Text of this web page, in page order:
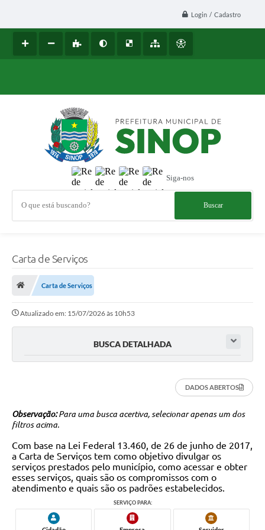
Login / Cadastro
Siga-nos
O que está buscando?
Carta de Serviços
Carta de Serviços
Atualizado em: 15/07/2026 às 10h53
BUSCA DETALHADA
DADOS ABERTOS
Observação:Para uma busca acertiva, selecionar apenas um dos
filtros acima.
Com base na Lei Federal 13.460, de 26 de junho de 2017,
a Carta de Serviços tem como objetivo divulgar os
serviços prestados pelo município, como acessar e obter
esses serviços, quais são os compromissos com o
atendimento e quais são os padrões estabelecidos.
SERVIÇO PARA: